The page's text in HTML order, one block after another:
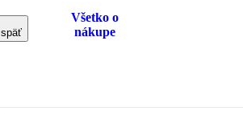
späť
Všetko o
nákupe